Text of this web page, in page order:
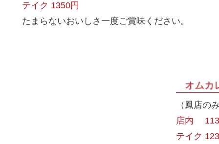
テイク 1350円
たまらないおいしさ一度ご賞味ください。
オムカ
（鳳店の
店内
テイク